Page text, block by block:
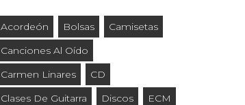
Acordeón Bolsas
Camisetas
Canciones Al Oído
Carmen Linares
CD
Clases De Guitarra
Discos
ECM